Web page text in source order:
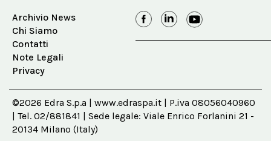
Archivio News
Chi Siamo
Contatti
Note Legali
Privacy
©2026 Edra S.p.a | www.edraspa.it | P.iva 08056040960
| Tel. 02/881841 | Sede legale: Viale Enrico Forlanini 21 -
20134 Milano (Italy)